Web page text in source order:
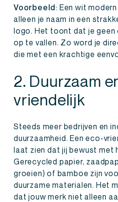
Voorbeeld: Een wit
alleen je naam in een
logo. Het toont dat je geen
op te vallen. Zo word je
die met een krachtige
2. Duurzaam
vriendelijk
Steeds meer bedrijven en
duurzaamheid. Een eco-
laat zien dat jij bewust met
Gerecycled papier,
groeien) of bamboe zijn
duurzame materialen. Het
dat jouw merk niet alleen